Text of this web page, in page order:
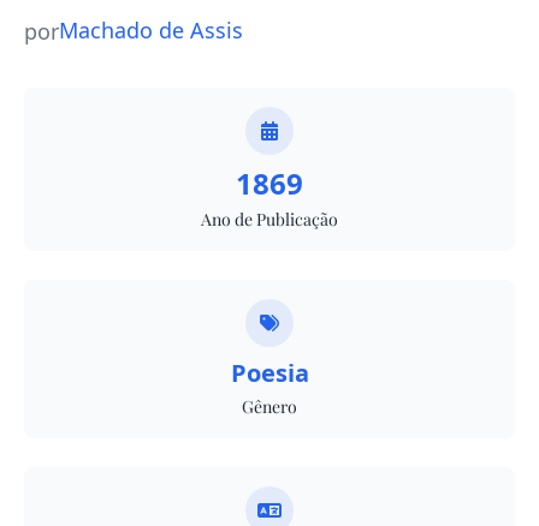
porMachado de Assis
1869
Ano de Publicação
Poesia
Gênero